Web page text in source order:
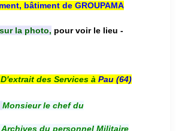
bâtiment de GROUPAMA
la photo, pour voir le lieu -
D'extrait des Services à Pau (64)
Monsieur le chef du
Archives du personnel Militaire